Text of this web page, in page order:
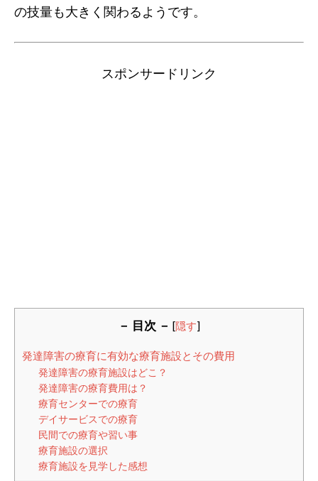
の技量も大きく関わるようです。
スポンサードリンク
－ 目次 － [隠す]
発達障害の療育に有効な療育施設とその費用
発達障害の療育施設はどこ？
発達障害の療育費用は？
療育センターでの療育
デイサービスでの療育
民間での療育や習い事
療育施設の選択
療育施設を見学した感想